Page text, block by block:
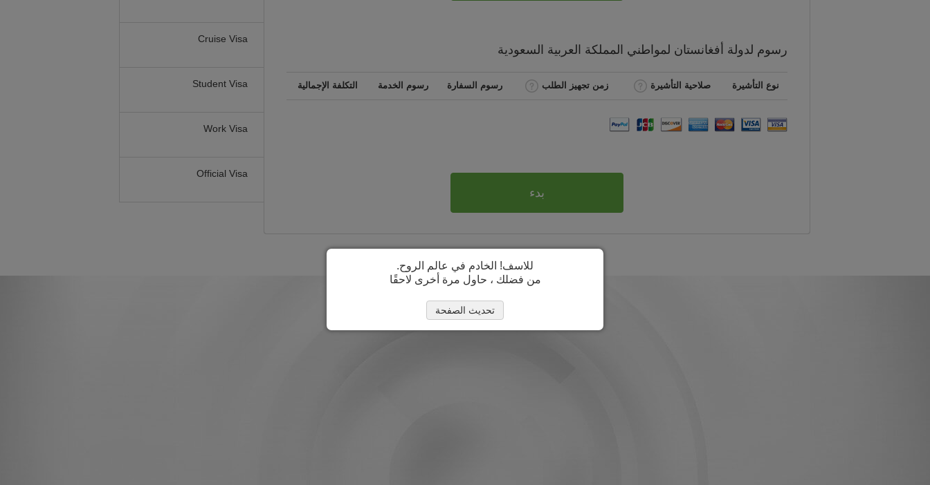
Cruise Visa
Student Visa
Work Visa
Official Visa
رسوم لدولة أفغانستان لمواطني المملكة العربية السعودية
نوع التأشيرة صلاحية التأشيرة زمن تجهيز الطلب رسوم السفارة رسوم الخدمة التكلفة الإجمالية
بدء
للاسف! الخادم في عالم الروح.
من فضلك ، حاول مرة أخرى لاحقًا
تحديث الصفحة